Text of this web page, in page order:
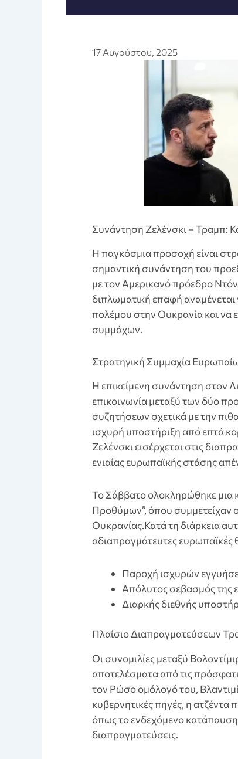
17 Αυγούστου, 2025
Συνάντηση Ζελένσκι – Τραμπ:
Η παγκόσμια προσοχή είναι
σημαντική συνάντηση του
με τον Αμερικανό πρόεδρο
διπλωματική επαφή αναμένεται
πολέμου στην Ουκρανία και να
συμμάχων.
Στρατηγική Συμμαχία
Η επικείμενη συνάντηση στον
επικοινωνία μεταξύ των δύο
συζητήσεων σχετικά με την
ισχυρή υποστήριξη από επτά
Ζελένσκι εισέρχεται στις
ενιαίας ευρωπαϊκής στάσης
Το Σάββατο ολοκληρώθηκε μια
Προθύμων”, όπου συμμετείχαν
Ουκρανίας.Κατά τη διάρκεια
αδιαπραγμάτευτες ευρωπαϊκές
Παροχή ισχυρών
Απόλυτος σεβασμός της
Διαρκής διεθνής
Πλαίσιο Διαπραγματεύσεων
Οι συνομιλίες μεταξύ
αποτελέσματα από τις
τον Ρώσο ομόλογό του,
κυβερνητικές πηγές, η ατζέντα
όπως το ενδεχόμενο
διαπραγματεύσεις.